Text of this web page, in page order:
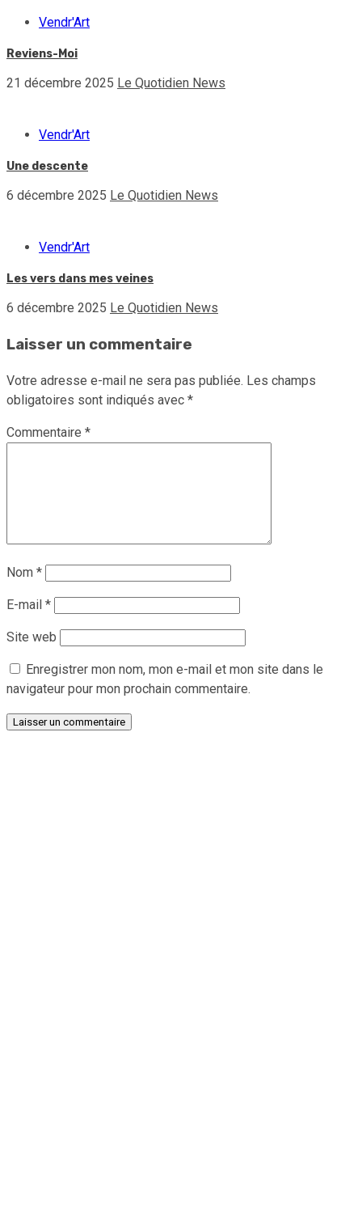
Vendr'Art
Reviens-Moi
21 décembre 2025 Le Quotidien News
Vendr'Art
Une descente
6 décembre 2025 Le Quotidien News
Vendr'Art
Les vers dans mes veines
6 décembre 2025 Le Quotidien News
Laisser un commentaire
Votre adresse e-mail ne sera pas publiée. Les champs
obligatoires sont indiqués avec *
Commentaire *
Nom *
E-mail *
Site web
Enregistrer mon nom, mon e-mail et mon site dans le
navigateur pour mon prochain commentaire.